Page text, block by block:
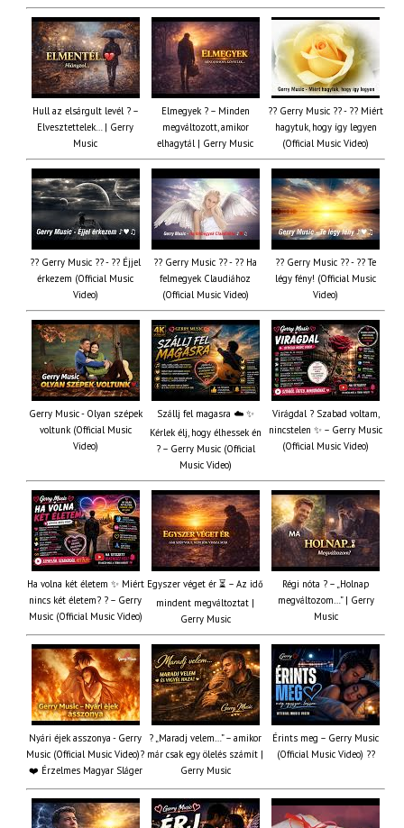
Hull az elsárgult levél ? –
Elvesztettelek… | Gerry
Music
Elmegyek ? – Minden
megváltozott, amikor
elhagytál | Gerry Music
?? Gerry Music ?? - ?? Miért
hagytuk, hogy így legyen
(Official Music Video)
?? Gerry Music ?? - ?? Éjjel
érkezem (Official Music
Video)
?? Gerry Music ?? - ?? Ha
felmegyek Claudiához
(Official Music Video)
?? Gerry Music ?? - ?? Te
légy fény! (Official Music
Video)
Gerry Music - Olyan szépek
voltunk (Official Music
Video)
Szállj fel magasra ☁️ ✨
Kérlek élj, hogy élhessek én
? – Gerry Music (Official
Music Video)
Virágdal ? Szabad voltam,
nincstelen ✨ – Gerry Music
(Official Music Video)
Ha volna két életem ✨ Miért
nincs két életem? ? – Gerry
Music (Official Music Video)
Egyszer véget ér ⏳ – Az idő
mindent megváltoztat |
Gerry Music
Régi nóta ? – „Holnap
megváltozom…” | Gerry
Music
Nyári éjek asszonya - Gerry
Music (Official Music Video)?
❤️ Érzelmes Magyar Sláger
? „Maradj velem…” – amikor
már csak egy ölelés számít |
Gerry Music
Érints meg – Gerry Music
(Official Music Video) ??